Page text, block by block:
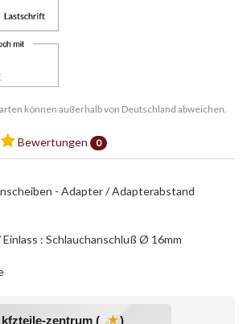
können außerhalb von Deutschland abweichen.
Bewertungen 0
- Adapter / Adapterabstand
: Schlauchanschluß Ø 16mm
kfzteile-zentrum ( )